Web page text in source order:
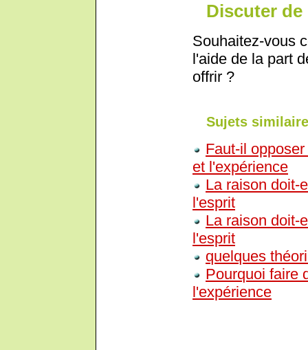
Discuter de
Souhaitez-vous
l'aide de la part
offrir ?
Sujets
Faut-il
et l'expérience
La raison doit-
l'esprit
La raison doit-
l'esprit
quelques
Pourquoi faire
l'expérience